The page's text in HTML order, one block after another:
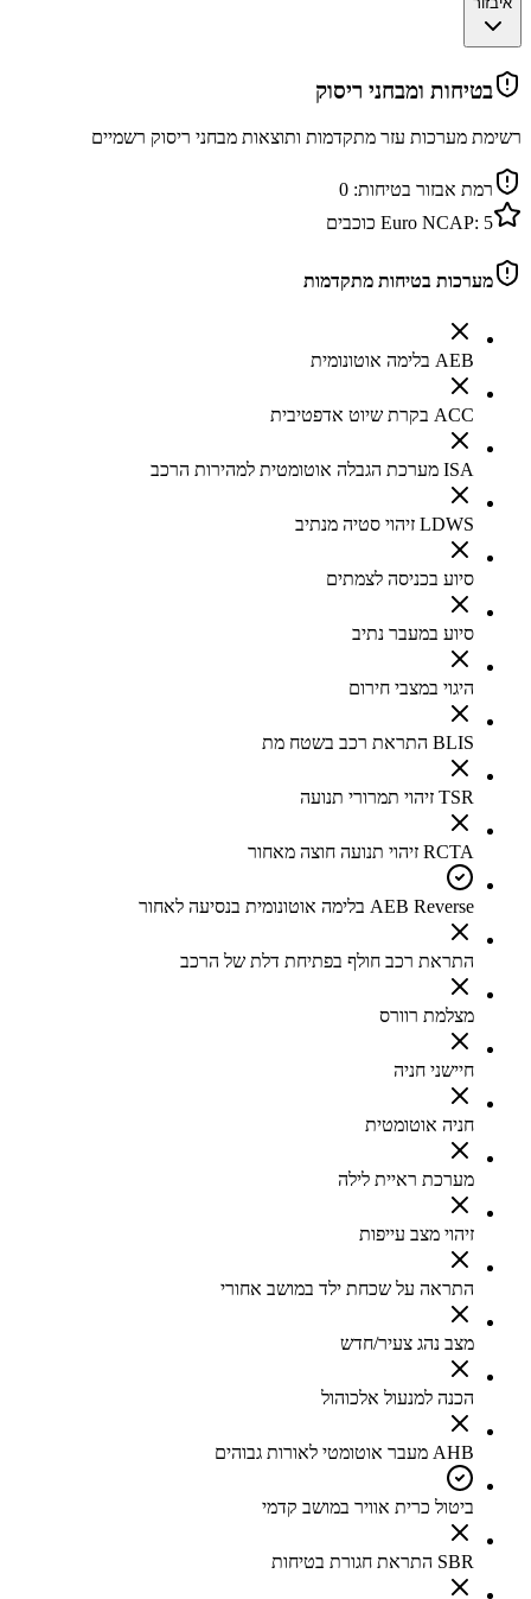
בטיחות ומבחני ריסוק
רשימת מערכות עזר מתקדמות ותוצאות מבחני ריסוק רשמיים
רמת אבזור בטיחות: 0
Euro NCAP: 5 כוכבים
מערכות בטיחות מתקדמות
AEB בלימה אוטונומית
ACC בקרת שיוט אדפטיבית
ISA מערכת הגבלה אוטומטית למהירות הרכב
LDWS זיהוי סטיה מנתיב
סיוע בכניסה לצמתים
סיוע במעבר נתיב
היגוי במצבי חירום
BLIS התראת רכב בשטח מת
TSR זיהוי תמרורי תנועה
RCTA זיהוי תנועה חוצה מאחור
AEB Reverse בלימה אוטונומית בנסיעה לאחור
התראת רכב חולף בפתיחת דלת של הרכב
מצלמת רוורס
חיישני חניה
חניה אוטומטית
מערכת ראיית לילה
זיהוי מצב עייפות
התראה על שכחת ילד במושב אחורי
מצב נהג צעיר/חדש
הכנה למנעול אלכוהול
AHB מעבר אוטומטי לאורות גבוהים
ביטול כרית אוויר במושב קדמי
SBR התראת חגורת בטיחות